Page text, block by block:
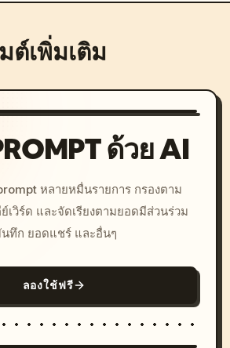
ต์เพิ่มเติม
ด้วย AI
หลายหมื่นรายการ กรองตาม
เวิร์ด และจัดเรียงตามยอดมีส่วนร่วม
ทึก ยอดแชร์ และอื่นๆ
ลองใช้ฟรี